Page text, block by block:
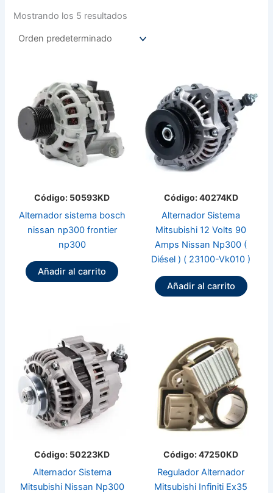
Mostrando los 5 resultados
Código: 50593KD
Alternador sistema bosch
nissan np300 frontier
np300
Añadir al carrito
Código: 40274KD
Alternador Sistema
Mitsubishi 12 Volts 90
Amps Nissan Np300 (
Diésel ) ( 23100-Vk010 )
Añadir al carrito
Código: 50223KD
Alternador Sistema
Mitsubishi Nissan Np300
Código: 47250KD
Regulador Alternador
Mitsubishi Infiniti Ex35